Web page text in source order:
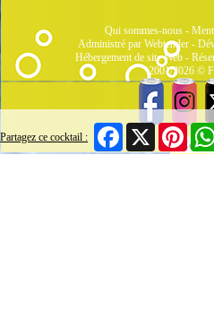
Partagez ce cocktail :
FacebookX
Qui sommes-nous-
Administré par Webtender -
Hébergement de site Web-
2001/2026 ©
7